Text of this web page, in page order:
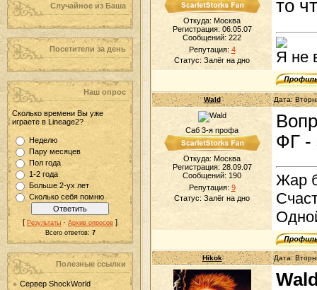
Случайное из Баша
Посетители за день
Наш опрос
Сколько времени Вы уже
играете в Lineage2?
Неделю
Пару месяцев
Пол года
1-2 года
Больше 2-ух лет
Сколько себя помню
[ Результаты · Архив опросов ]
Всего ответов: 7
Полезные ссылки
Сервер ShockWorld
Откуда: Москва
Регистрация: 06.05.07
Сообщений: 222
Репутация: 4
Статус: Залёг на дно
то
Я не
Wald Дата:
Саб 3-я профа
Откуда: Москва
Регистрация: 28.09.07
Сообщений: 190
Репутация: 9
Статус: Залёг на дно
ФГ -
Жар
Hikok Дата: